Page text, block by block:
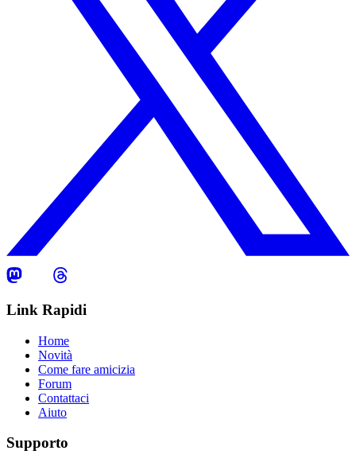
Link Rapidi
Home
Novità
Come fare amicizia
Forum
Contattaci
Aiuto
Supporto